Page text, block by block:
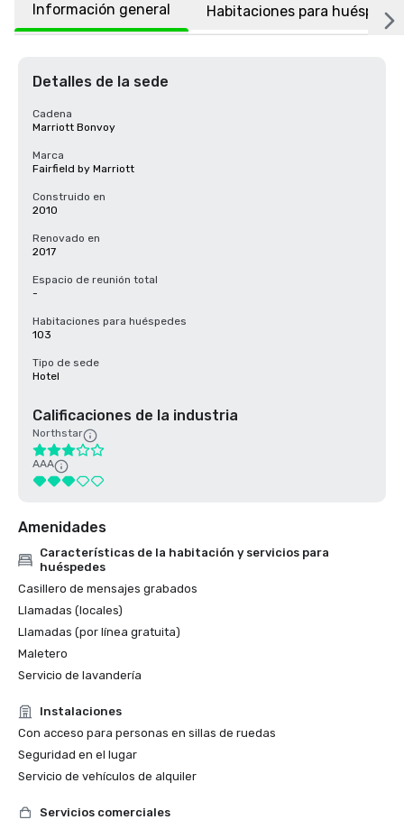
Información general Habitaciones para
Detalles de la sede
Cadena
Marriott Bonvoy
Marca
Fairfield by Marriott
Construido en
2010
Renovado en
2017
Espacio de reunión total
-
Habitaciones para huéspedes
103
Tipo de sede
Hotel
Calificaciones de la industria
Northstar
AAA
Amenidades
Características de la habitación y servicios para
huéspedes
Casillero de mensajes grabados
Llamadas (locales)
Llamadas (por línea gratuita)
Maletero
Servicio de lavandería
Instalaciones
Con acceso para personas en sillas de ruedas
Seguridad en el lugar
Servicio de vehículos de alquiler
Servicios comerciales